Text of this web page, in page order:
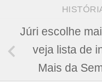
Júri escolhe
veja lista de
Mais da